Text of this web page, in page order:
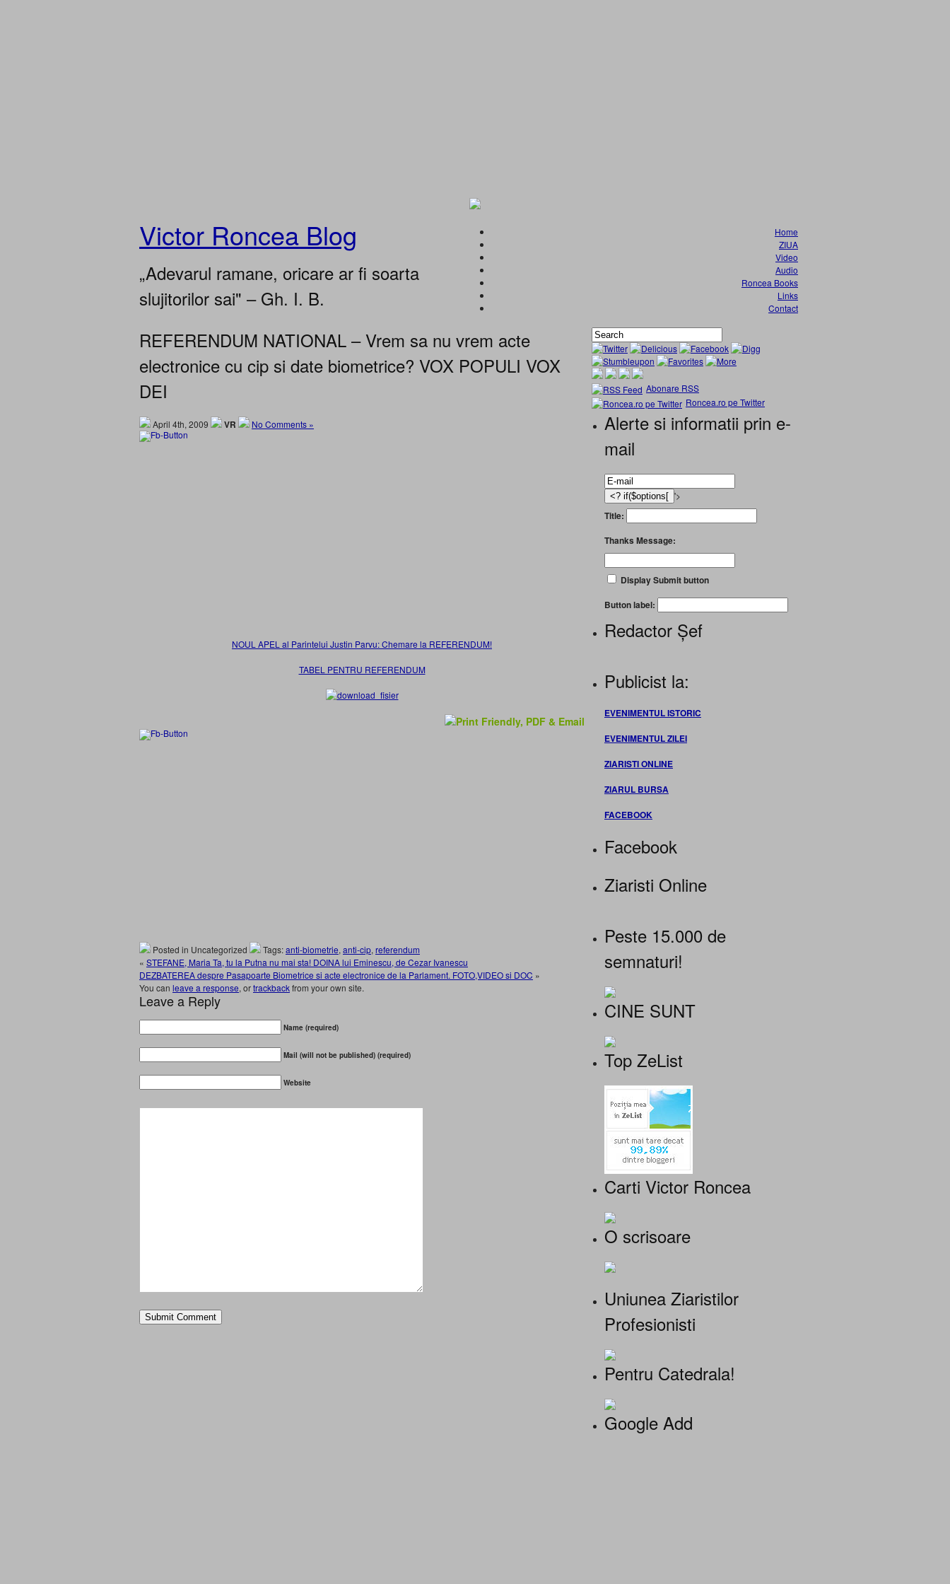
Victor Roncea Blog
„Adevarul ramane, oricare ar fi soarta
slujitorilor sai" – Gh. I. B.
Home
ZIUA
Video
Audio
Roncea Books
Links
Contact
REFERENDUM NATIONAL – Vrem sa nu vrem acte
electronice cu cip si date biometrice? VOX POPULI VOX
DEI
April 4th, 2009 VR No Comments »
NOUL APEL al Parintelui Justin Parvu: Chemare la REFERENDUM!
TABEL PENTRU REFERENDUM
Posted in Uncategorized Tags:anti-biometrie, anti-cip, referendum
« STEFANE, Maria Ta, tu la Putna nu mai sta! DOINA lui Eminescu, de Cezar Ivanescu
DEZBATEREA despre Pasapoarte Biometrice si acte electronice de la Parlament. FOTO,VIDEO si DOC »
You can leave a response, ortrackbackfrom your own site.
Leave a Reply
Name (required)
Mail (will not be published) (required)
Website
Abonare RSS
Roncea.ro pe Twitter
Alerte si informatii prin e-
mail
'>
Title:
Thanks Message:
Display Submit button
Button label:
Redactor Șef
Publicist la:
EVENIMENTUL ISTORIC
EVENIMENTUL ZILEI
ZIARISTI ONLINE
ZIARUL BURSA
FACEBOOK
Facebook
Ziaristi Online
Peste 15.000 de
semnaturi!
CINE SUNT
Top ZeList
Carti Victor Roncea
O scrisoare
Uniunea Ziaristilor
Profesionisti
Pentru Catedrala!
Google Add